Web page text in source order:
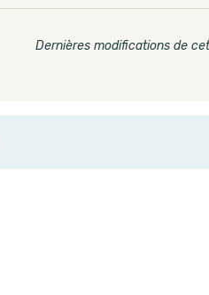
Dernières modifications de